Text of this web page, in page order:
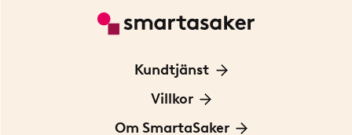
Kundtjänst
Kontakta oss
För Företag
Villkor
Frakt och leverans
Om SmartaSaker